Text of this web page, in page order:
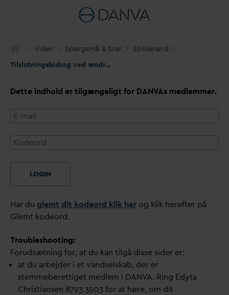
Viden Spørgsmål & Svar Spildevand
Tilslutningsbidrag ved ændring fra bolig til erhverv
Dette indhold er tilgængeligt for DANVAs medlemmer.
LOGIN
Har du glemt dit kodeord klik her og klik herefter på
Glemt kodeord.
Troubleshooting:
Forudsætning for, at du kan tilgå disse sider er:
at du arbejder i et vandselskab, der er
stemmeberettiget medlem i DANVA. Ring Edyta
Christiansen 8793 3503 for at høre, om dit